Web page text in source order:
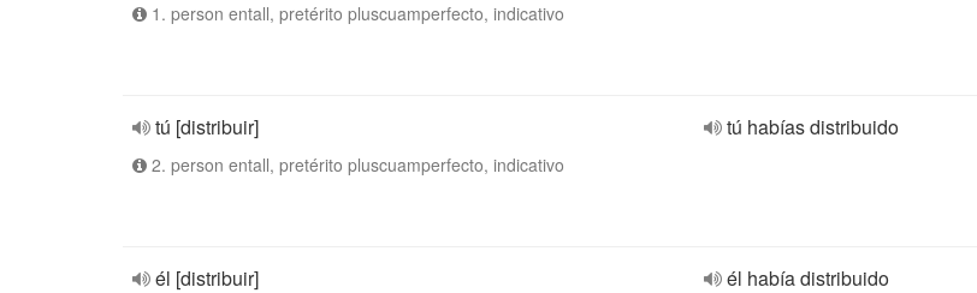
1. person entall, pretérito pluscuamperfecto, indicativo
tú [distribuir]
2. person entall, pretérito pluscuamperfecto, indicativo
tú habías distribuido
él [distribuir] él había distribuido